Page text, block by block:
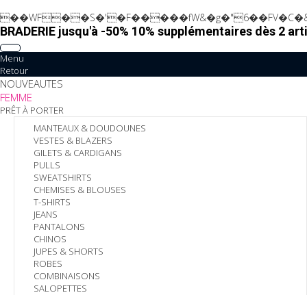
BRADERIE jusqu'à -50% 10% supplémentaires dès 2
Menu
Retour
NOUVEAUTES
FEMME
PRÊT À PORTER
MANTEAUX & DOUDOUNES
VESTES & BLAZERS
GILETS & CARDIGANS
PULLS
SWEATSHIRTS
CHEMISES & BLOUSES
T-SHIRTS
JEANS
PANTALONS
CHINOS
JUPES & SHORTS
ROBES
COMBINAISONS
SALOPETTES